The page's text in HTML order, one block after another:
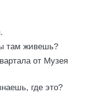
там живешь?
от Музея
где это?